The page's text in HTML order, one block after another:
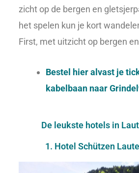
zicht op de bergen en
het spelen kun je kort
First, met uitzicht op bergen
Bestel hier alvast je
kabelbaan naar
De leukste hotels in
1. Hotel Schützen